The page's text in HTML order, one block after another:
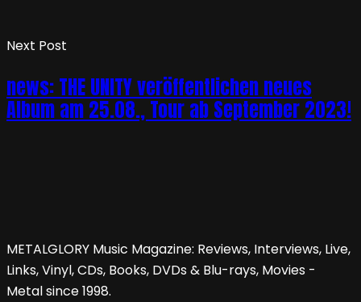
Next Post
news: THE UNITY veröffentlichen neues
Album am 25.08., Tour ab September 2023!
METALGLORY Music Magazine: Reviews, Interviews, Live,
Links, Vinyl, CDs, Books, DVDs & Blu-rays, Movies -
Metal since 1998.